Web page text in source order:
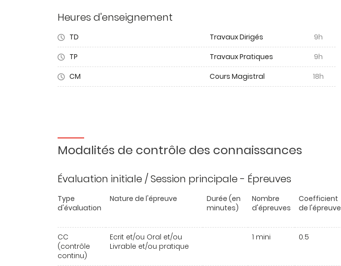
Heures d'enseignement
TD Travaux Dirigés
9h
TP
Travaux Pratiques
9h
CM
Cours Magistral 18h
Modalités de contrôle des connaissances
Évaluation initiale / Session principale - Épreuves
Type
d'évaluation
Nature de l'épreuve
Durée (en
minutes)
Nombre
d'épreuves
Coefficient
de l'épreuve
CC
(contrôle
continu)
Ecrit et/ou Oral et/ou
Livrable et/ou pratique
1 mini 0.5